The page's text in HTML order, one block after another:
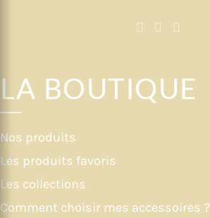
LA BOUTIQUE
Nos produits
Les produits favoris
Les collections
Comment choisir mes accessoires ?